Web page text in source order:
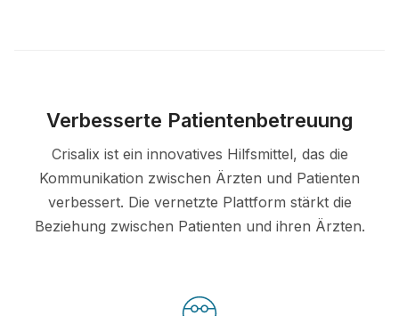
Verbesserte Patientenbetreuung
Crisalix ist ein innovatives Hilfsmittel, das die
Kommunikation zwischen Ärzten und Patienten
verbessert. Die vernetzte Plattform stärkt die
Beziehung zwischen Patienten und ihren Ärzten.